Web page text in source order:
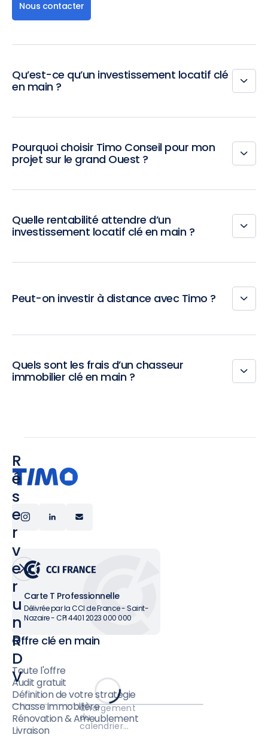
Nous contacter
Qu’est-ce qu’un investissement locatif clé
en main ?
Pourquoi choisir Timo Conseil pour mon
projet sur le grand Ouest ?
Quelle rentabilité attendre d’un
investissement locatif clé en main ?
Peut-on investir à distance avec Timo ?
Quels sont les frais d’un chasseur
immobilier clé en main ?
R
é
s
e
r
v
e
r
u
n
R
D
V
Chargement
du
calendrier…
Carte T Professionnelle
Délivrée par la CCI de France - Saint-
Nazaire - CPI 4401 2023 000 000
Offre clé en main
Toute l'offre
Audit gratuit
Définition de votre stratégie
Chasse immobilière
Rénovation & Ameublement
Livraison